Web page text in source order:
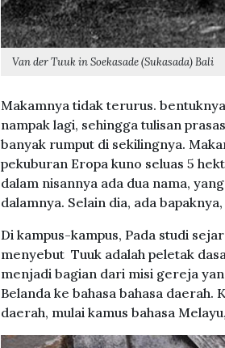
Van der Tuuk in Soekasade (Sukasada) Bali
Makamnya tidak terurus.
nampak lagi, sehingga tulisan
banyak rumput di sekilingnya.
pekuburan Eropa kuno seluas 5
dalam nisannya ada dua nama,
dalamnya. Selain dia, ada
Di kampus-kampus, Pada studi
menyebut Tuuk adalah peletak
menjadi bagian dari misi gereja
Belanda ke bahasa bahasa daerah.
daerah, mulai kamus bahasa